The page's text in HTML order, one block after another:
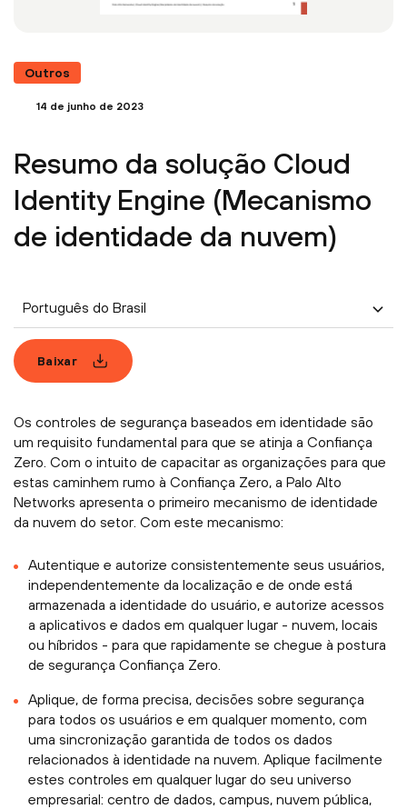
Outros
14 de junho de 2023
Resumo da solução Cloud
Identity Engine (Mecanismo
de identidade da nuvem)
Português do Brasil
Baixar
Os controles de segurança baseados em identidade são
um requisito fundamental para que se atinja a Confiança
Zero. Com o intuito de capacitar as organizações para que
estas caminhem rumo à Confiança Zero, a Palo Alto
Networks apresenta o primeiro mecanismo de identidade
da nuvem do setor. Com este mecanismo:
Autentique e autorize consistentemente seus usuários,
independentemente da localização e de onde está
armazenada a identidade do usuário, e autorize acessos
a aplicativos e dados em qualquer lugar - nuvem, locais
ou híbridos - para que rapidamente se chegue à postura
de segurança Confiança Zero.
Aplique, de forma precisa, decisões sobre segurança
para todos os usuários e em qualquer momento, com
uma sincronização garantida de todos os dados
relacionados à identidade na nuvem. Aplique facilmente
estes controles em qualquer lugar do seu universo
empresarial: centro de dados, campus, nuvem pública,